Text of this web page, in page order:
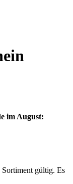
im August:
gültig. Es